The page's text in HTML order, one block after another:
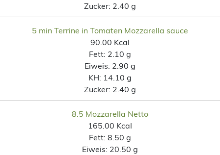
Zucker: 2.40 g
5 min Terrine in Tomaten Mozzarella sauce
90.00 Kcal
Fett: 2.10 g
Eiweis: 2.90 g
KH: 14.10 g
Zucker: 2.40 g
8.5 Mozzarella Netto
165.00 Kcal
Fett: 8.50 g
Eiweis: 20.50 g